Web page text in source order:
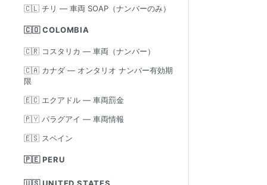
🇨🇱 チリ — 車両 SOAP（ナンバーのみ）
🇨🇴 COLOMBIA
🇨🇷 コスタリカ — 車両（ナンバー）
🇨🇦 カナダ — オンタリオ ナンバー有効期
限
🇪🇨 エクアドル — 車両罰金
🇵🇾 パラグアイ — 車両情報
🇪🇸 スペイン
🇵🇪 PERU
🇺🇸 UNITED STATES